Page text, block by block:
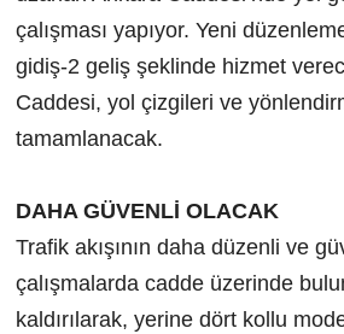
çalışması yapıyor. Yeni
gidiş-2 geliş şeklinde hizmet
Caddesi, yol çizgileri ve
tamamlanacak.
DAHA GÜVENLİ OLACAK
Trafik akışının daha düzenli ve
çalışmalarda cadde üzerinde
kaldırılarak, yerine dört kollu